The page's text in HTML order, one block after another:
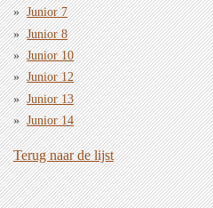
Junior 7
Junior 8
Junior 10
Junior 12
Junior 13
Junior 14
Terug naar de lijst